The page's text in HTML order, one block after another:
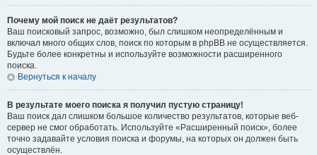
Почему мой поиск не даёт результатов?
Ваш поисковый запрос, возможно, был слишком неопределённым и
включал много общих слов, поиск по которым в phpBB не осуществляется.
Будьте более конкретны и используйте возможности расширенного
поиска.
Вернуться к началу
В результате моего поиска я получил пустую страницу!
Ваш поиск дал слишком большое количество результатов, которые веб-
сервер не смог обработать. Используйте «Расширенный поиск», более
точно задавайте условия поиска и форумы, на которых он должен быть
осуществлён.